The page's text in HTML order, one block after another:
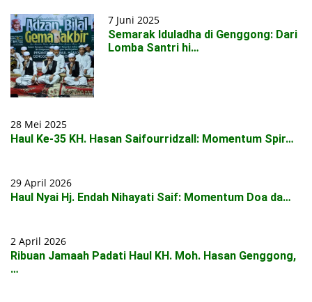
7 Juni 2025
Semarak Iduladha di Genggong: Dari
Lomba Santri hi…
28 Mei 2025
Haul Ke-35 KH. Hasan Saifourridzall: Momentum Spir…
29 April 2026
Haul Nyai Hj. Endah Nihayati Saif: Momentum Doa da…
2 April 2026
Ribuan Jamaah Padati Haul KH. Moh. Hasan Genggong,
…